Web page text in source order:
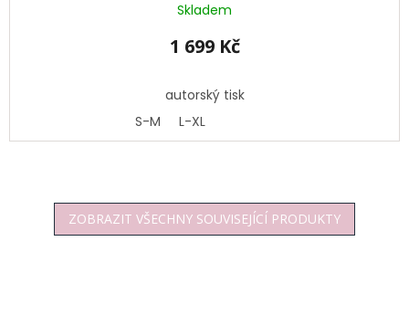
Skladem
1 699 Kč
autorský tisk
S-M
L-XL
ZOBRAZIT VŠECHNY SOUVISEJÍCÍ PRODUKTY